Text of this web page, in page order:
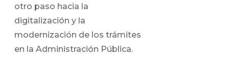
otro paso hacia la
digitalización y la
modernización de los trámites
en la Administración Pública.